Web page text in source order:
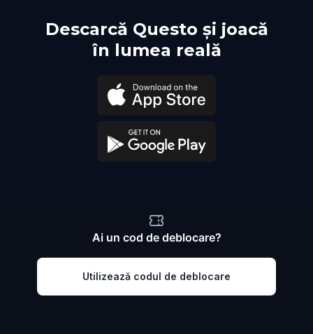
Descarcă Questo și joacă
în lumea reală
Ai un cod de deblocare?
Utilizează codul de deblocare